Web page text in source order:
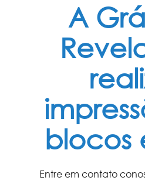
A
blocos
Entre em contato